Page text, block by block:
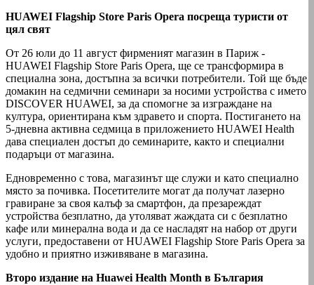
HUAWEI Flagship Store Paris Opera посреща туристи от
цял ​​свят
От 26 юли до 11 август фирменият магазин в Париж -
HUAWEI Flagship Store Paris Opera, ще се трансформира в
специална зона, достъпна за всички потребители. Той ще бъде
домакин на седмични семинари за носими устройства с името
DISCOVER HUAWEI, за да спомогне за изграждане на
култура, ориентирана към здравето и спорта. Постигането на
5-дневна активна седмица в приложението HUAWEI Health
дава специален достъп до семинарите, както и специални
подаръци от магазина.
Едновременно с това, магазинът ще служи и като специално
място за почивка. Посетителите могат да получат лазерно
гравиране за своя калъф за смартфон, да презареждат
устройства безплатно, да утоляват жаждата си с безплатно
кафе или минерална вода и да се насладят на набор от други
услуги, предоставени от HUAWEI Flagship Store Paris Opera за
удобно и приятно изживяване в магазина.
Второ издание на Huawei Health Month в България